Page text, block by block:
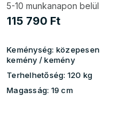
5-10 munkanapon belül
115 790 Ft
Keménység: közepesen
kemény / kemény
Terhelhetőség: 120 kg
Magasság: 19 cm